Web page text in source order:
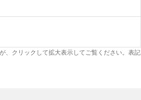
、クリックして拡大表示してご覧ください。表記